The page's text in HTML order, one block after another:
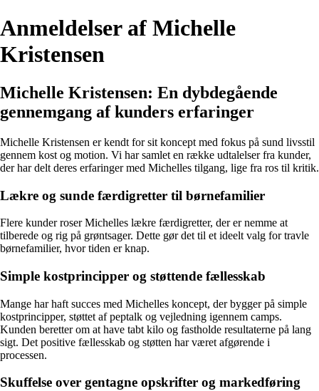
Anmeldelser af Michelle
Kristensen
Michelle Kristensen: En dybdegående
gennemgang af kunders erfaringer
Michelle Kristensen er kendt for sit koncept med fokus på sund livsstil
gennem kost og motion. Vi har samlet en række udtalelser fra kunder,
der har delt deres erfaringer med Michelles tilgang, lige fra ros til kritik.
Lækre og sunde færdigretter til børnefamilier
Flere kunder roser Michelles lækre færdigretter, der er nemme at
tilberede og rig på grøntsager. Dette gør det til et ideelt valg for travle
børnefamilier, hvor tiden er knap.
Simple kostprincipper og støttende fællesskab
Mange har haft succes med Michelles koncept, der bygger på simple
kostprincipper, støttet af peptalk og vejledning igennem camps.
Kunden beretter om at have tabt kilo og fastholde resultaterne på lang
sigt. Det positive fællesskab og støtten har været afgørende i
processen.
Skuffelse over gentagne opskrifter og markedføring